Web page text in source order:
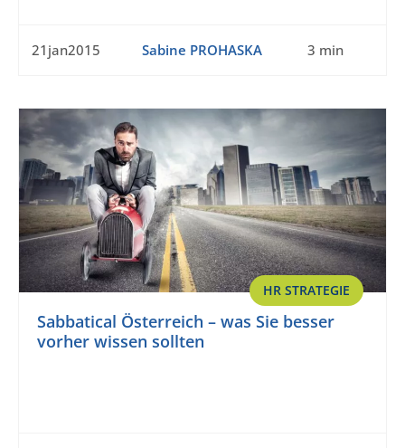
21jan2015 Sabine PROHASKA 3 min
HR STRATEGIE
Sabbatical Österreich – was Sie besser
vorher wissen sollten